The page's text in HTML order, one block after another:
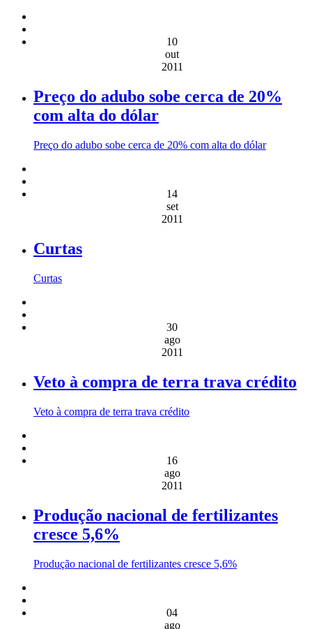
10
out
2011
Preço do adubo sobe cerca de 20%
com alta do dólar
Preço do adubo sobe cerca de 20% com alta do dólar
14
set
2011
Curtas
Curtas
30
ago
2011
Veto à compra de terra trava crédito
Veto à compra de terra trava crédito
16
ago
2011
Produção nacional de fertilizantes
cresce 5,6%
Produção nacional de fertilizantes cresce 5,6%
04
ago